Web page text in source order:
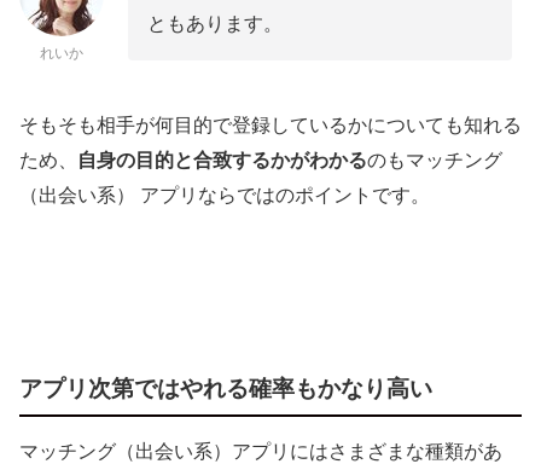
れいか
ともあります。
そもそも相手が何目的で登録しているかについても知れる
ため、
自身の目的と合致するかがわかるのもマッチング
（出会い系） アプリならではのポイントです。
アプリ次第ではやれる確率もかなり高い
マッチング（出会い系）アプリにはさまざまな種類があ